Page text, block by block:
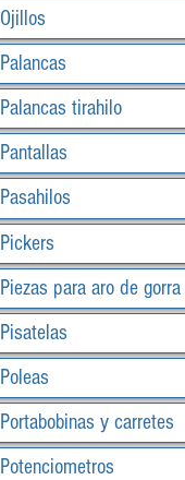
Ojillos
Palancas
Palancas tirahilo
Pantallas
Pasahilos
Pickers
Piezas para aro de gorra
Pisatelas
Poleas
Portabobinas y carretes
Potenciometros